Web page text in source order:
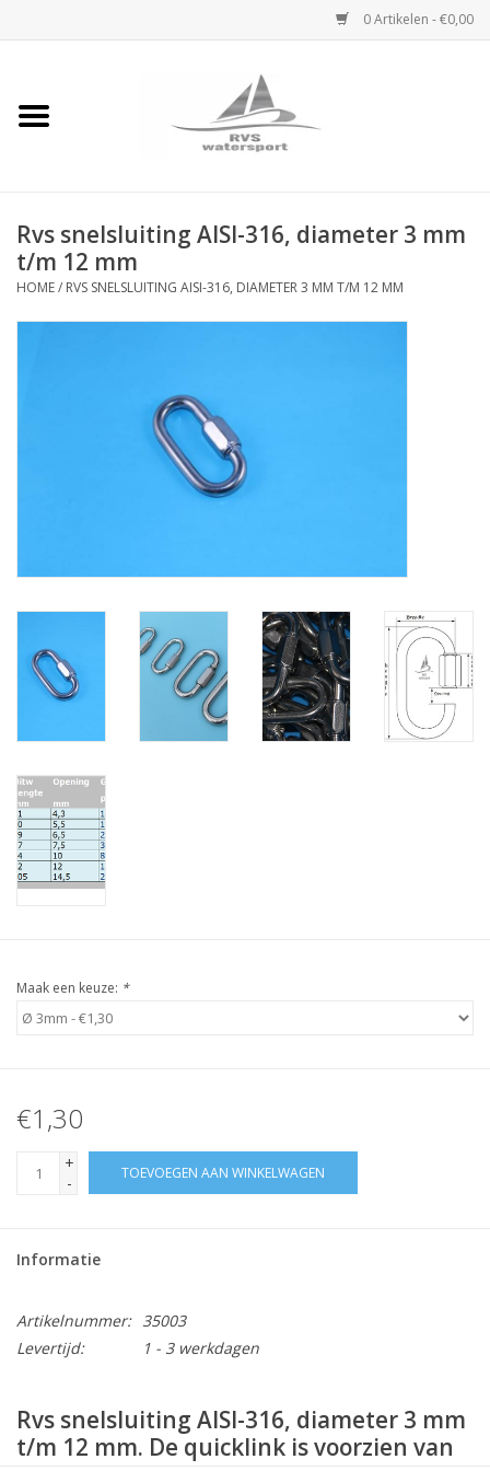
0 Artikelen - €0,00
Home
Rvs Dekbeslag
Rvs Accessoires
Rvs Staalkabel spanner
Staalkabel Klem
Rvs snelsluiting AISI-316, diameter 3 mm
t/m 12 mm
HOME/ RVS SNELSLUITING AISI-316, DIAMETER 3 MM T/M 12 MM
Maak een keuze: *
€1,30
+
-
TOEVOEGEN AAN WINKELWAGEN
Informatie
Artikelnummer: 35003
Levertijd:
1 - 3 werkdagen
Rvs snelsluiting AISI-316, diameter 3 mm
t/m 12 mm. De quicklink is voorzien van